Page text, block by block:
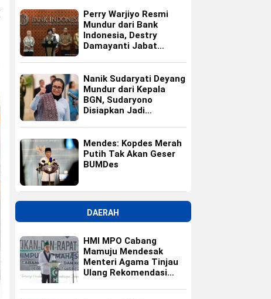
Perry Warjiyo Resmi
Mundur dari Bank
Indonesia, Destry
Damayanti Jabat
Nanik Sudaryati Deyang
Mundur dari Kepala
BGN, Sudaryono
Disiapkan Jadi
Mendes: Kopdes Merah
Putih Tak Akan Geser
BUMDes
DAERAH
HMI MPO Cabang
Mamuju Mendesak
Menteri Agama Tinjau
Ulang Rekomendasi